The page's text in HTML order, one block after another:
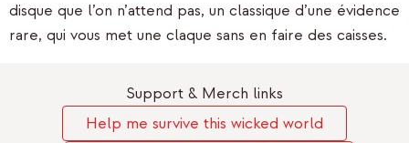
disque que l’on n’attend pas, un classique d’une évidence
rare, qui vous met une claque sans en faire des caisses.
Support & Merch links
Help me survive this wicked world